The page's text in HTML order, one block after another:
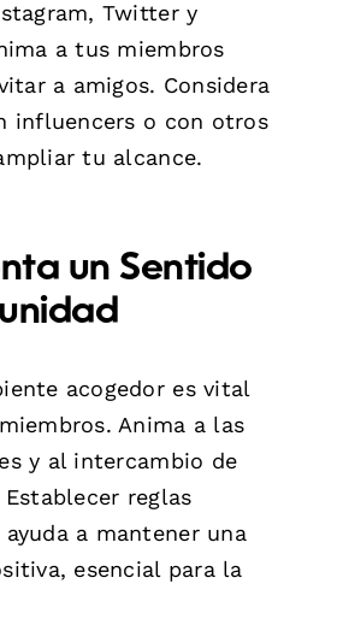
Twitter y
a tus miembros
a amigos. Considera
influencers o con otros
tu alcance.
un Sentido
acogedor es vital
Anima a las
y al intercambio de
reglas
a mantener una
esencial para la